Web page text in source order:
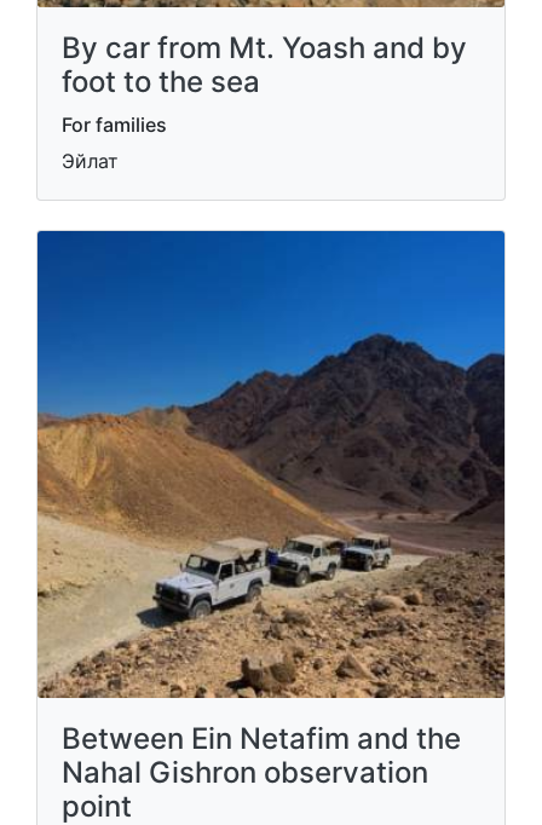
By car from Mt. Yoash and by
foot to the sea
For families
Эйлат
Between Ein Netafim and the
Nahal Gishron observation
point